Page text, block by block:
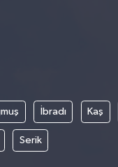
İbradı Kaş
Serik